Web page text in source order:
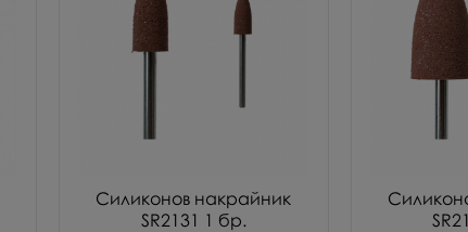
Силиконов накрайник
SR2131 1 бр.